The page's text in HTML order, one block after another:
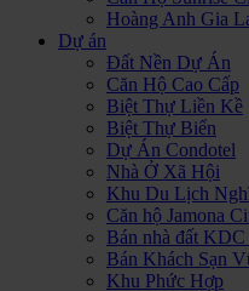
Hoàng Anh Gia
Dự án
Đất Nền Dự Án
Căn Hộ Cao Cấp
Biệt Thự Liền Kề
Biệt Thự Biển
Dự Án Condotel
Nhà Ở Xã Hội
Khu Du Lịch
Căn hộ Jamona
Bán nhà đất
Bán Khách Sạn
Khu Phức Hợp